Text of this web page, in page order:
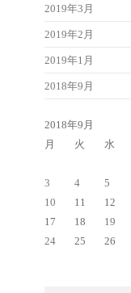
2019年3月
2019年2月
2019年1月
2018年9月
2018年9月
月
火 水
3 4 5
10 11 12
17
18 19
24 25 26